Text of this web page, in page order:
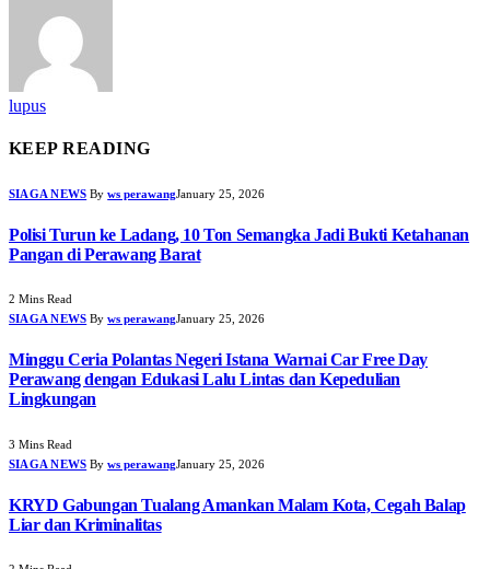
lupus
KEEP READING
SIAGA NEWS By ws perawangJanuary 25, 2026
Polisi Turun ke Ladang, 10 Ton Semangka Jadi Bukti Ketahanan
Pangan di Perawang Barat
2 Mins Read
SIAGA NEWS By ws perawangJanuary 25, 2026
Minggu Ceria Polantas Negeri Istana Warnai Car Free Day
Perawang dengan Edukasi Lalu Lintas dan Kepedulian
Lingkungan
3 Mins Read
SIAGA NEWS By ws perawangJanuary 25, 2026
KRYD Gabungan Tualang Amankan Malam Kota, Cegah Balap
Liar dan Kriminalitas